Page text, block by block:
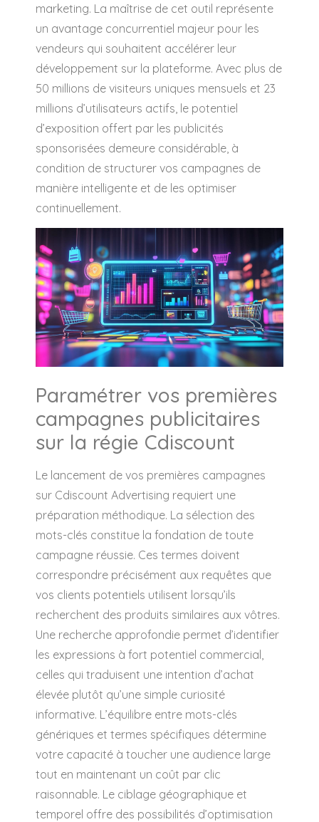
marketing. La maîtrise de cet outil représente
un avantage concurrentiel majeur pour les
vendeurs qui souhaitent accélérer leur
développement sur la plateforme. Avec plus de
50 millions de visiteurs uniques mensuels et 23
millions d’utilisateurs actifs, le potentiel
d’exposition offert par les publicités
sponsorisées demeure considérable, à
condition de structurer vos campagnes de
manière intelligente et de les optimiser
continuellement.
Paramétrer vos premières
campagnes publicitaires
sur la régie Cdiscount
Le lancement de vos premières campagnes
sur Cdiscount Advertising requiert une
préparation méthodique. La sélection des
mots-clés constitue la fondation de toute
campagne réussie. Ces termes doivent
correspondre précisément aux requêtes que
vos clients potentiels utilisent lorsqu’ils
recherchent des produits similaires aux vôtres.
Une recherche approfondie permet d’identifier
les expressions à fort potentiel commercial,
celles qui traduisent une intention d’achat
élevée plutôt qu’une simple curiosité
informative. L’équilibre entre mots-clés
génériques et termes spécifiques détermine
votre capacité à toucher une audience large
tout en maintenant un coût par clic
raisonnable. Le ciblage géographique et
temporel offre des possibilités d’optimisation